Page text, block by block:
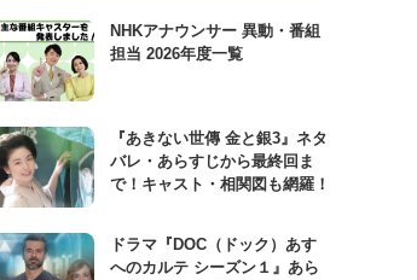
NHKアナウンサー 異動・番組
担当 2026年度一覧
『あきない世傳 金と銀3』ネタ
バレ・あらすじから最終回ま
で！キャスト・相関図も網羅！
ドラマ『DOC（ドック）あす
へのカルテ シーズン１』あら